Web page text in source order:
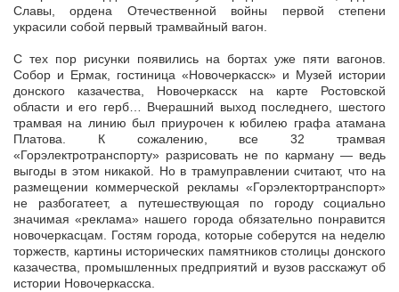
Славы, ордена Отечественной войны первой степени
украсили собой первый трамвайный вагон.
С тех пор рисунки появились на бортах уже пяти вагонов.
Собор и Ермак, гостиница «Новочеркасск» и Музей истории
донского казачества, Новочеркасск на карте Ростовской
области и его герб… Вчерашний выход последнего, шестого
трамвая на линию был приурочен к юбилею графа атамана
Платова. К сожалению, все 32 трамвая
«Горэлектротранспорту» разрисовать не по карману — ведь
выгоды в этом никакой. Но в трамуправлении считают, что на
размещении коммерческой рекламы «Горэлектортранспорт»
не разбогатеет, а путешествующая по городу социально
значимая «реклама» нашего города обязательно понравится
новочеркасцам. Гостям города, которые соберутся на неделю
торжеств, картины исторических памятников столицы донского
казачества, промышленных предприятий и вузов расскажут об
истории Новочеркасска.